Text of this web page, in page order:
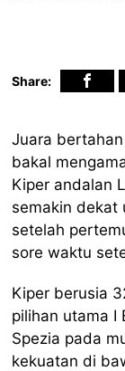
Share:
Juara
bakal
Kiper andalan
semakin dekat
setelah
sore waktu
Kiper berusia
pilihan utama I
Spezia pada
kekuatan di